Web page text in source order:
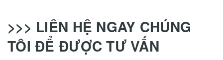
>>> LIÊN HỆ NGAY CHÚNG
TÔI ĐỂ ĐƯỢC TƯ VẤN